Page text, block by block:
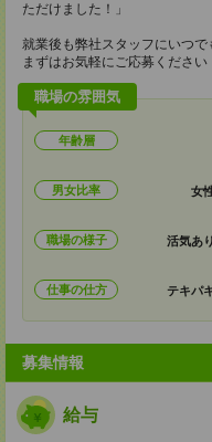
ただけました！」
就業後も弊社スタッフにいつで
まずはお気軽にご応募ください
職場の雰囲気
年齢層
男女比率 女
職場の様子 活気あり
仕事の仕方 テキパ
募集情報
給与